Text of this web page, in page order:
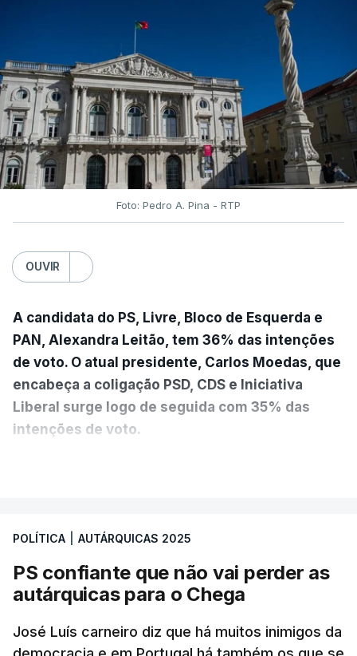
Foto: Pedro A. Pina - RTP
OUVIR
A candidata do PS, Livre, Bloco de Esquerda e
PAN, Alexandra Leitão, tem 36% das intenções
de voto. O atual presidente, Carlos Moedas, que
encabeça a coligação PSD, CDS e Iniciativa
Liberal surge logo de seguida com 35% das
intenções de voto.
estar, assim, afastada na Câmara da capital.
O Chega surge como terceira força política
(12%) e a CDU como quarta (8%).
política nesta sondagem é a “Democrática Aliança
- Coligação PPM/PTP”. “Este é um resultado que
POLÍTICA AUTÁRQUICAS 2025
PS confiante que não vai perder as
autárquicas para o Chega
José Luís carneiro diz que há muitos inimigos da